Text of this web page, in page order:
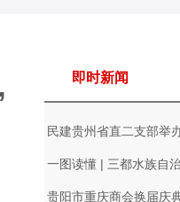
即时新闻
民建贵州省直二支部举
一图读懂 | 三都水族自
贵阳市重庆商会换届庆